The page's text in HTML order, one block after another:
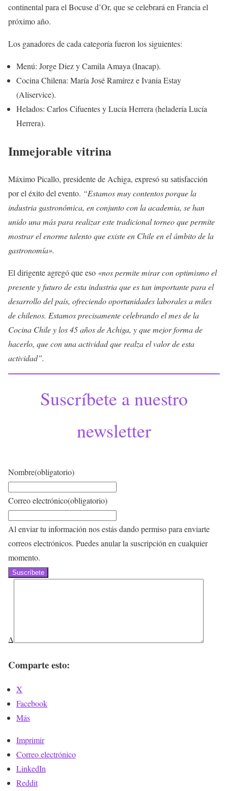
continental para el Bocuse d’Or, que se celebrará en Francia el
próximo año.
Los ganadores de cada categoría fueron los siguientes:
Menú: Jorge Diez y Camila Amaya (Inacap).
Cocina Chilena: María José Ramírez e Ivania Estay
(Aliservice).
Helados: Carlos Cifuentes y Lucía Herrera (heladería Lucía
Herrera).
Inmejorable vitrina
Máximo Picallo, presidente de Achiga, expresó su satisfacción
por el éxito del evento. “Estamos muy contentos porque la
industria gastronómica, en conjunto con la academia, se han
unido una más para realizar este tradicional torneo que permite
mostrar el enorme talento que existe en Chile en el ámbito de la
gastronomía».
El dirigente agregó que eso «nos permite mirar con optimismo el
presente y futuro de esta industria que es tan importante para el
desarrollo del país, ofreciendo oportunidades laborales a miles
de chilenos. Estamos precisamente celebrando el mes de la
Cocina Chile y los 45 años de Achiga, y que mejor forma de
hacerlo, que con una actividad que realza el valor de esta
actividad”.
Suscríbete a nuestro
newsletter
Nombre(obligatorio)
Correo electrónico(obligatorio)
Al enviar tu información nos estás dando permiso para enviarte
correos electrónicos. Puedes anular la suscripción en cualquier
momento.
Suscríbete
Δ
Comparte esto:
X
Facebook
Más
Imprimir
Correo electrónico
LinkedIn
Reddit